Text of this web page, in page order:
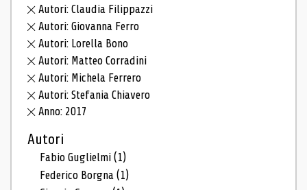
Autori: Claudia Filippazzi
Autori: Giovanna Ferro
Autori: Lorella Bono
Autori: Matteo Corradini
Autori: Michela Ferrero
Autori: Stefania Chiavero
Anno: 2017
Autori
Fabio Guglielmi(1)
Federico Borgna(1)